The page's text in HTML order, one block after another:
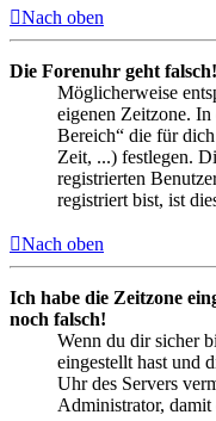
Nach oben
Die Forenuhr geht falsch!
Möglicherweise
eigenen Zeitzone.
Bereich“ die für
Zeit, ...) festlegen.
registrierten
registriert bist, ist
Nach oben
Ich habe die Zeitzone
noch falsch!
Wenn du dir sicher
eingestellt hast und
Uhr des Servers
Administrator, damit